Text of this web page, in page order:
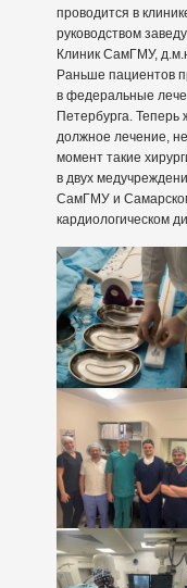
проводится в
руководством
Клиник СамГМУ,
Раньше пациентов
в федеральные
Петербурга. Теперь
должное лечение,
момент такие
в двух
СамГМУ и
кардиологическом